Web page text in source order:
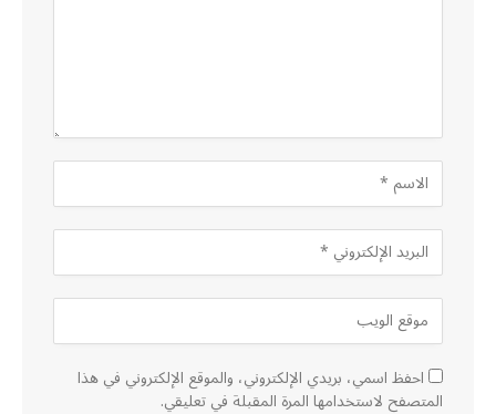
احفظ اسمي، بريدي الإلكتروني، والموقع الإلكتروني في هذا
المتصفح لاستخدامها المرة المقبلة في تعليقي.